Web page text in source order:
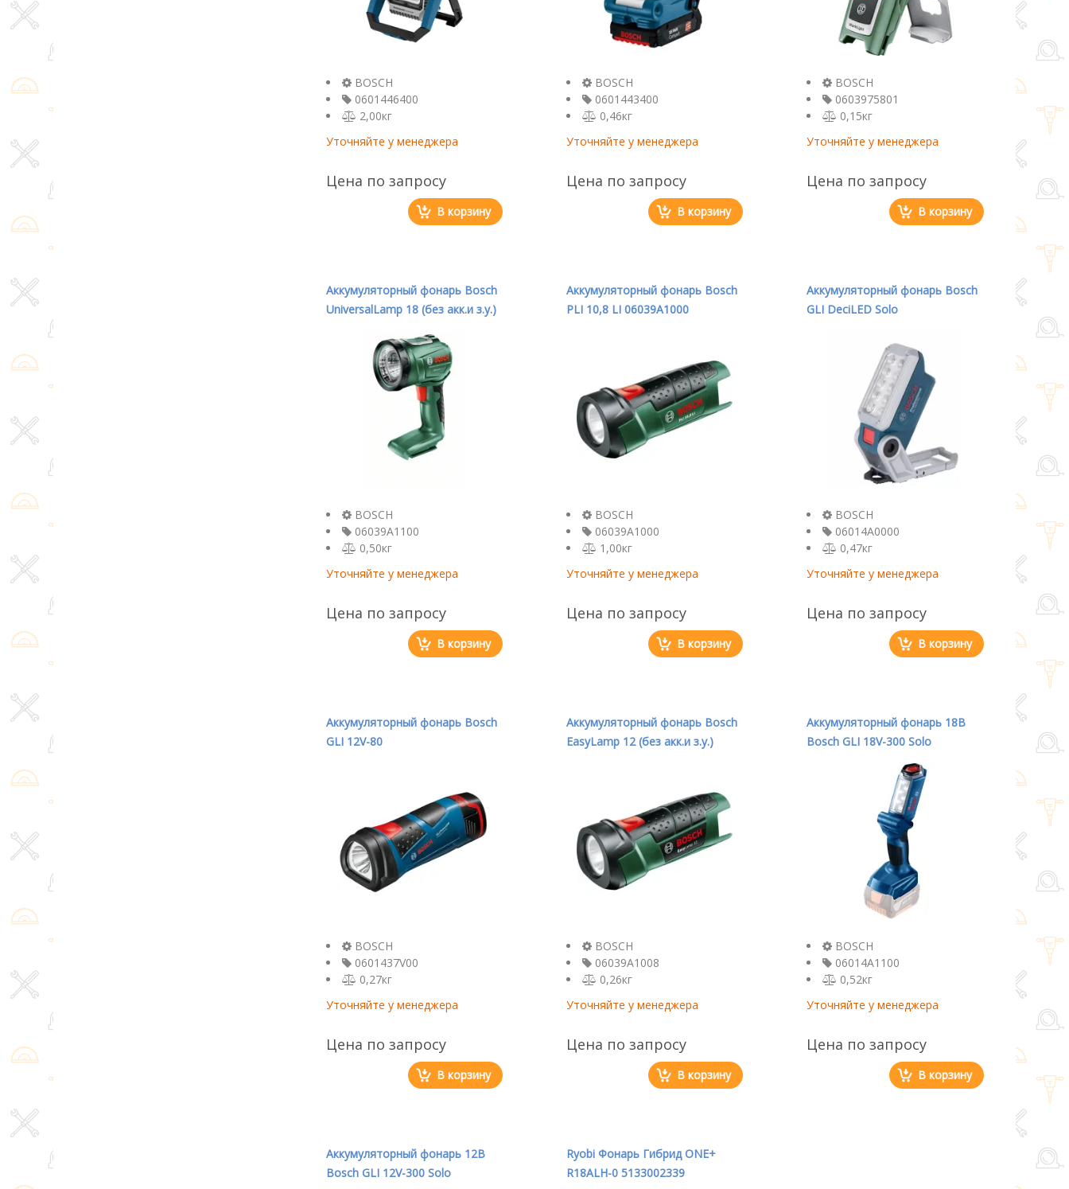
BOSCH
0601446400
2,00кг
Уточняйте у менеджера
Цена по запросу
В корзину
BOSCH
0601443400
0,46кг
Уточняйте у менеджера
Цена по запросу
В корзину
BOSCH
0603975801
0,15кг
Уточняйте у менеджера
Цена по запросу
В корзину
Аккумуляторный фонарь Bosch
UniversalLamp 18 (без акк.и з.у.)
BOSCH
06039A1100
0,50кг
Уточняйте у менеджера
Цена по запросу
В корзину
Аккумуляторный фонарь Bosch
PLI 10,8 LI 06039A1000
BOSCH
06039A1000
1,00кг
Уточняйте у менеджера
Цена по запросу
В корзину
Аккумуляторный фонарь Bosch
GLI DeciLED Solo
BOSCH
06014A0000
0,47кг
Уточняйте у менеджера
Цена по запросу
В корзину
Аккумуляторный фонарь Bosch
GLI 12V-80
BOSCH
0601437V00
0,27кг
Уточняйте у менеджера
Цена по запросу
В корзину
Аккумуляторный фонарь Bosch
EasyLamp 12 (без акк.и з.у.)
BOSCH
06039A1008
0,26кг
Уточняйте у менеджера
Цена по запросу
В корзину
Аккумуляторный фонарь 18В
Bosch GLI 18V-300 Solo
BOSCH
06014A1100
0,52кг
Уточняйте у менеджера
Цена по запросу
В корзину
Аккумуляторный фонарь 12В
Bosch GLI 12V-300 Solo
Ryobi Фонарь Гибрид ONE+
R18ALH-0 5133002339